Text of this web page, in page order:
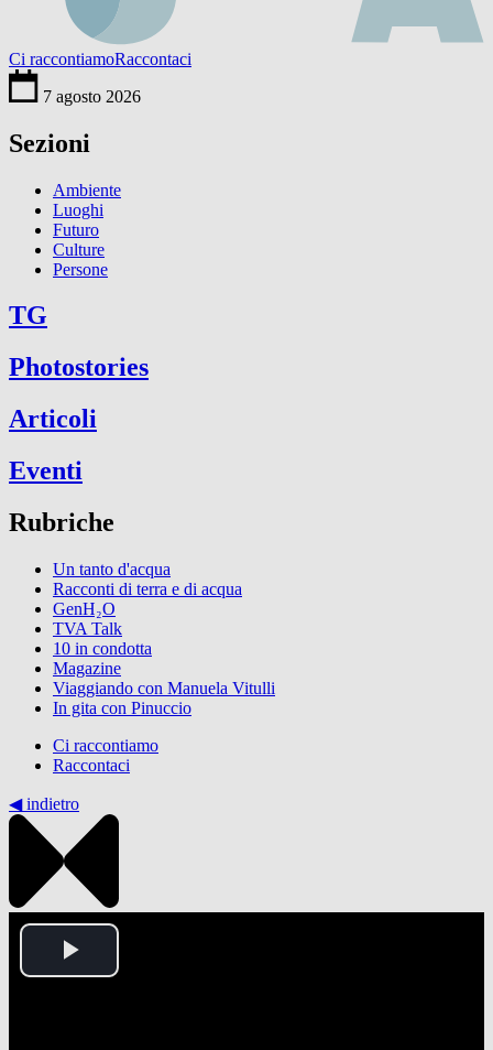
Ci raccontiamoRaccontaci
7 agosto 2026
Sezioni
Ambiente
Luoghi
Futuro
Culture
Persone
TG
Photostories
Articoli
Eventi
Rubriche
Un tanto d'acqua
Racconti di terra e di acqua
GenH₂O
TVA Talk
10 in condotta
Magazine
Viaggiando con Manuela Vitulli
In gita con Pinuccio
Ci raccontiamo
Raccontaci
◀︎ indietro
Play